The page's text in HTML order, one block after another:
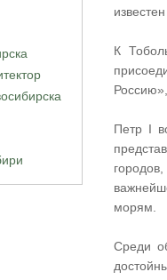
К
Петр I
морям.
Среди